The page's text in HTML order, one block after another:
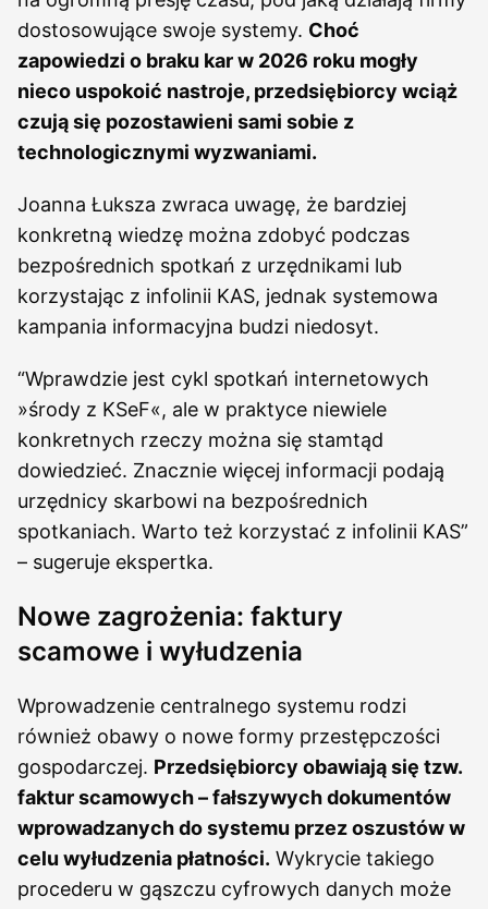
dostosowujące swoje systemy. Choć
zapowiedzi o braku kar w 2026 roku mogły
nieco uspokoić nastroje, przedsiębiorcy wciąż
czują się pozostawieni sami sobie z
technologicznymi wyzwaniami.
Joanna Łuksza zwraca uwagę, że bardziej
konkretną wiedzę można zdobyć podczas
bezpośrednich spotkań z urzędnikami lub
korzystając z infolinii KAS, jednak systemowa
kampania informacyjna budzi niedosyt.
“Wprawdzie jest cykl spotkań internetowych
»środy z KSeF«, ale w praktyce niewiele
konkretnych rzeczy można się stamtąd
dowiedzieć. Znacznie więcej informacji podają
urzędnicy skarbowi na bezpośrednich
spotkaniach. Warto też korzystać z infolinii KAS”
– sugeruje ekspertka.
Nowe zagrożenia: faktury
scamowe i wyłudzenia
Wprowadzenie centralnego systemu rodzi
również obawy o nowe formy przestępczości
gospodarczej. Przedsiębiorcy obawiają się tzw.
faktur scamowych – fałszywych dokumentów
wprowadzanych do systemu przez oszustów w
celu wyłudzenia płatności. Wykrycie takiego
procederu w gąszczu cyfrowych danych może